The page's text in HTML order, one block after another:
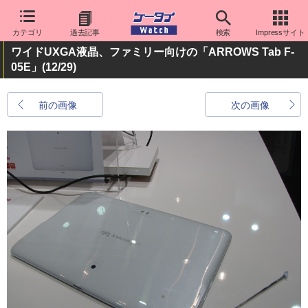
カテゴリ 過去記事 検索 Impressサイト
ワイドUXGA液晶、ファミリー向けの「ARROWS Tab F-
05E」 (12/29)
前の画像 次の画像